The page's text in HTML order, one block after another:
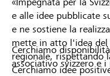
e alle idee pubblicate
e ne sostiene la
mette in atto l'idea
regionale, rispettando
Cerchiamo idee
Cerchiamo
associativo svizzero e